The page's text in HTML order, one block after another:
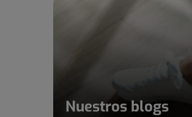
Nuestros blogs